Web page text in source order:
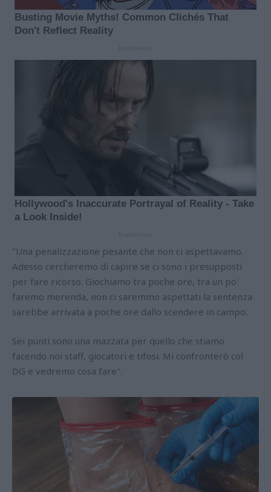
"Una penalizzazione pesante che non ci aspettavamo.
Adesso cercheremo di capire se ci sono i presupposti
per fare ricorso. Giochiamo tra poche ore, tra un po'
faremo merenda, non ci saremmo aspettati la sentenza
sarebbe arrivata a poche ore dallo scendere in campo.
Sei punti sono una mazzata per quello che stiamo
facendo noi staff, giocatori e tifosi. Mi confronterò col
DG e vedremo cosa fare".